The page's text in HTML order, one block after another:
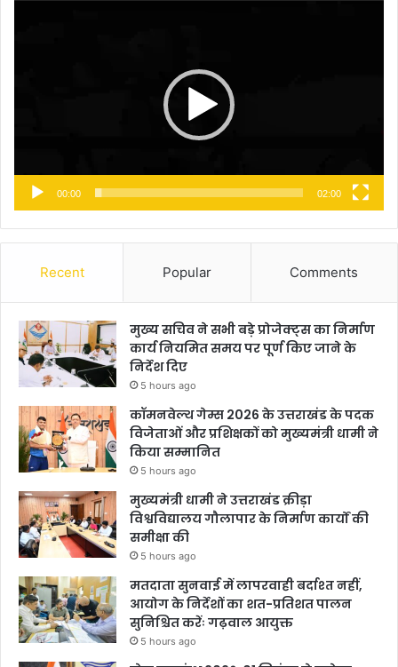
00:00 02:00
Recent Popular Comments
मुख्य सचिव ने सभी बड़े प्रोजेक्ट्स का निर्माण
कार्य नियमित समय पर पूर्ण किए जाने के
निर्देश दिए
5 hours ago
कॉमनवेल्थ गेम्स 2026 के उत्तराखंड के पदक
विजेताओं और प्रशिक्षकों को मुख्यमंत्री धामी ने
किया सम्मानित
5 hours ago
मुख्यमंत्री धामी ने उत्तराखंड क्रीड़ा
विश्वविद्यालय गौलापार के निर्माण कार्यों की
समीक्षा की
5 hours ago
मतदाता सुनवाई में लापरवाही बर्दाश्त नहीं,
आयोग के निर्देशों का शत-प्रतिशत पालन
सुनिश्चित करेंः गढ़वाल आयुक्त
5 hours ago